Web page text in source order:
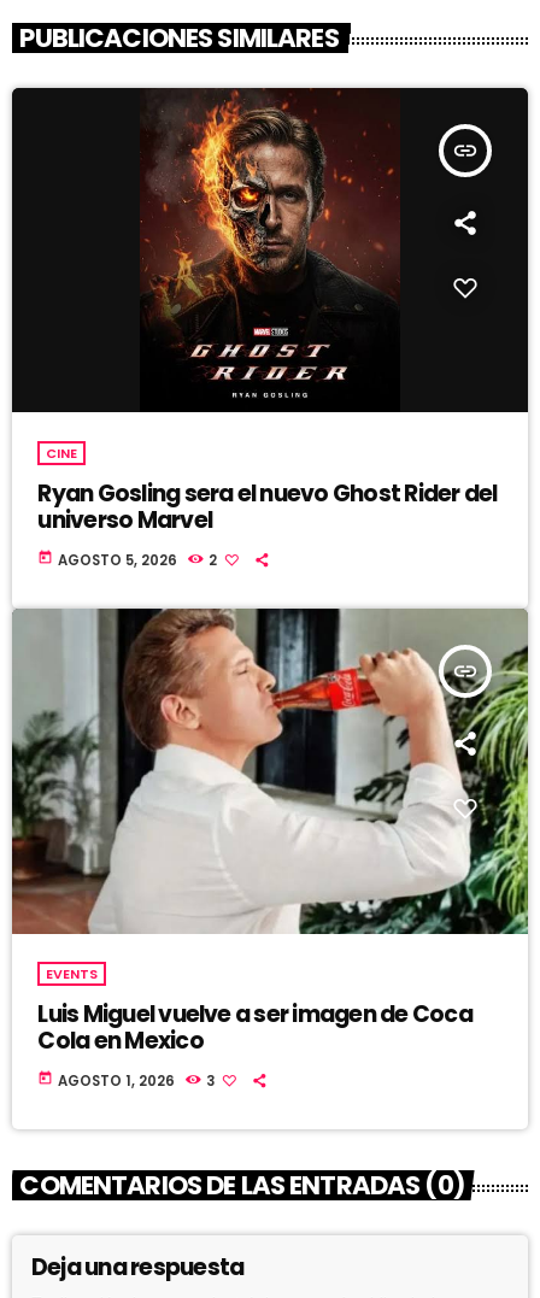
PUBLICACIONES SIMILARES
insert_link
CINE
Ryan Gosling sera el nuevo Ghost Rider del
universo Marvel
today AGOSTO 5, 2026 2
insert_link
EVENTS
Luis Miguel vuelve a ser imagen de Coca
Cola en Mexico
today AGOSTO 1, 2026 3
COMENTARIOS DE LAS ENTRADAS (0)
Deja una respuesta